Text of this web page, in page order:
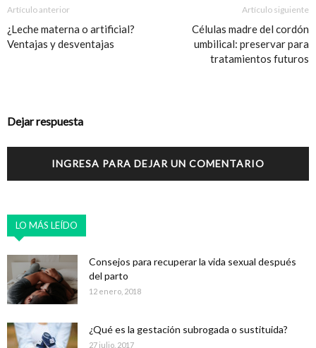
Artículo anterior
¿Leche materna o artificial?
Ventajas y desventajas
Artículo siguiente
Células madre del cordón
umbilical: preservar para
tratamientos futuros
Dejar respuesta
INGRESA PARA DEJAR UN COMENTARIO
LO MÁS LEÍDO
Consejos para recuperar la vida sexual después
del parto
12 enero, 2018
¿Qué es la gestación subrogada o sustituida?
27 julio, 2017